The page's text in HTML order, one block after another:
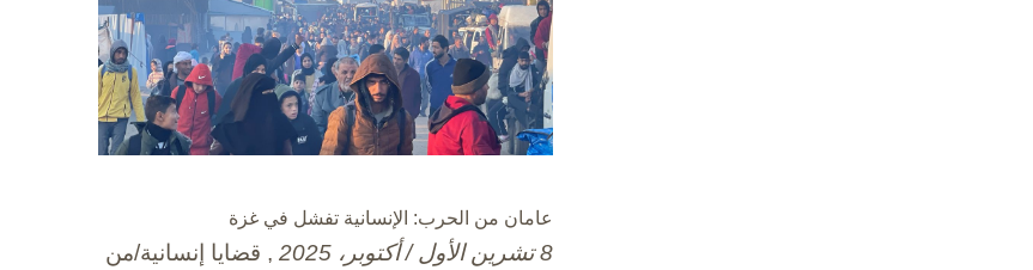
عامان من الحرب: الإنسانية تفشل في غزة
8 تشرين الأول / أكتوبر، 2025
, قضايا إنسانية/من